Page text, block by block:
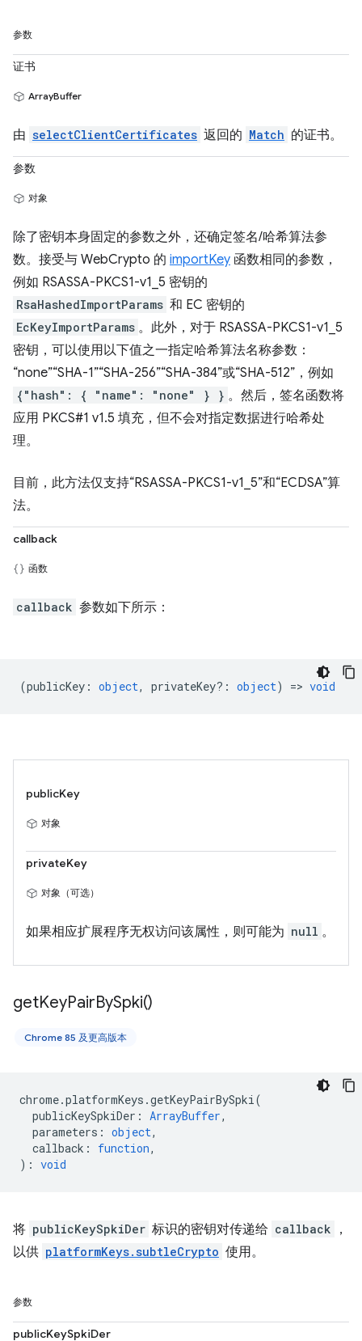
参数
证书
ArrayBuffer
由 selectClientCertificates 返回的 Match 的证书。
参数
对象
除了密钥本身固定的参数之外，还确定签名/哈希算法参
数。接受与 WebCrypto 的 importKey 函数相同的参数，
例如 RSASSA-PKCS1-v1_5 密钥的
RsaHashedImportParams 和 EC 密钥的
EcKeyImportParams 。此外，对于 RSASSA-PKCS1-v1_5
密钥，可以使用以下值之一指定哈希算法名称参数：
“none”“SHA-1”“SHA-256”“SHA-384”或“SHA-512”，例如
{"hash": { "name": "none" } } 。然后，签名函数将
应用 PKCS#1 v1.5 填充，但不会对指定数据进行哈希处
理。
目前，此方法仅支持“RSASSA-PKCS1-v1_5”和“ECDSA”算
法。
callback
函数
callback 参数如下所示：
(publicKey : object, privateKey? : object) => void
publicKey
对象
privateKey
对象（可选）
如果相应扩展程序无权访问该属性，则可能为 null 。
getKeyPairBySpki()
Chrome 85 及更高版本
chrome.platformKeys .getKeyPairBySpki(
publicKeySpkiDer : ArrayBuffer,
parameters : object,
callback : function,
) : void
将 publicKeySpkiDer 标识的密钥对传递给 callback
，
以供 platformKeys.subtleCrypto 使用。
参数
publicKeySpkiDer